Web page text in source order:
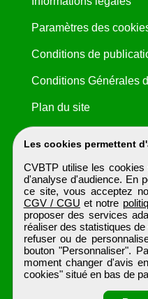
Les cookies permettent
CVBTP utilise les
d'analyse d'audience. En
ce site, vous acceptez
CGV / CGU et notre
proposer des services
réaliser des statistiques
refuser ou de
bouton "Personnaliser".
moment changer d'avis
cookies" situé en bas de
Paramètres des
Conditions de
Conditions Générales
Plan du site